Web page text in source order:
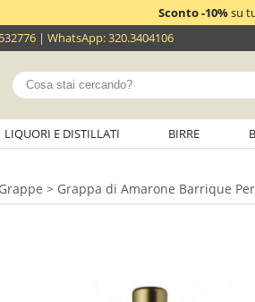
Sconto -10%su
| WhatsApp:320.3404106
LIQUORI E DISTILLATI BIRRE
> Grappa di Amarone Barrique